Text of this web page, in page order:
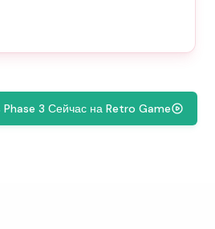
Phase 3 Сейчас на Retro Game